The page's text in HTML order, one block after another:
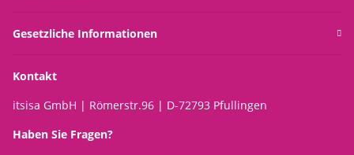
Gesetzliche Informationen
Kontakt
itsisa GmbH | Römerstr.96 | D-72793 Pfullingen
Haben Sie Fragen?